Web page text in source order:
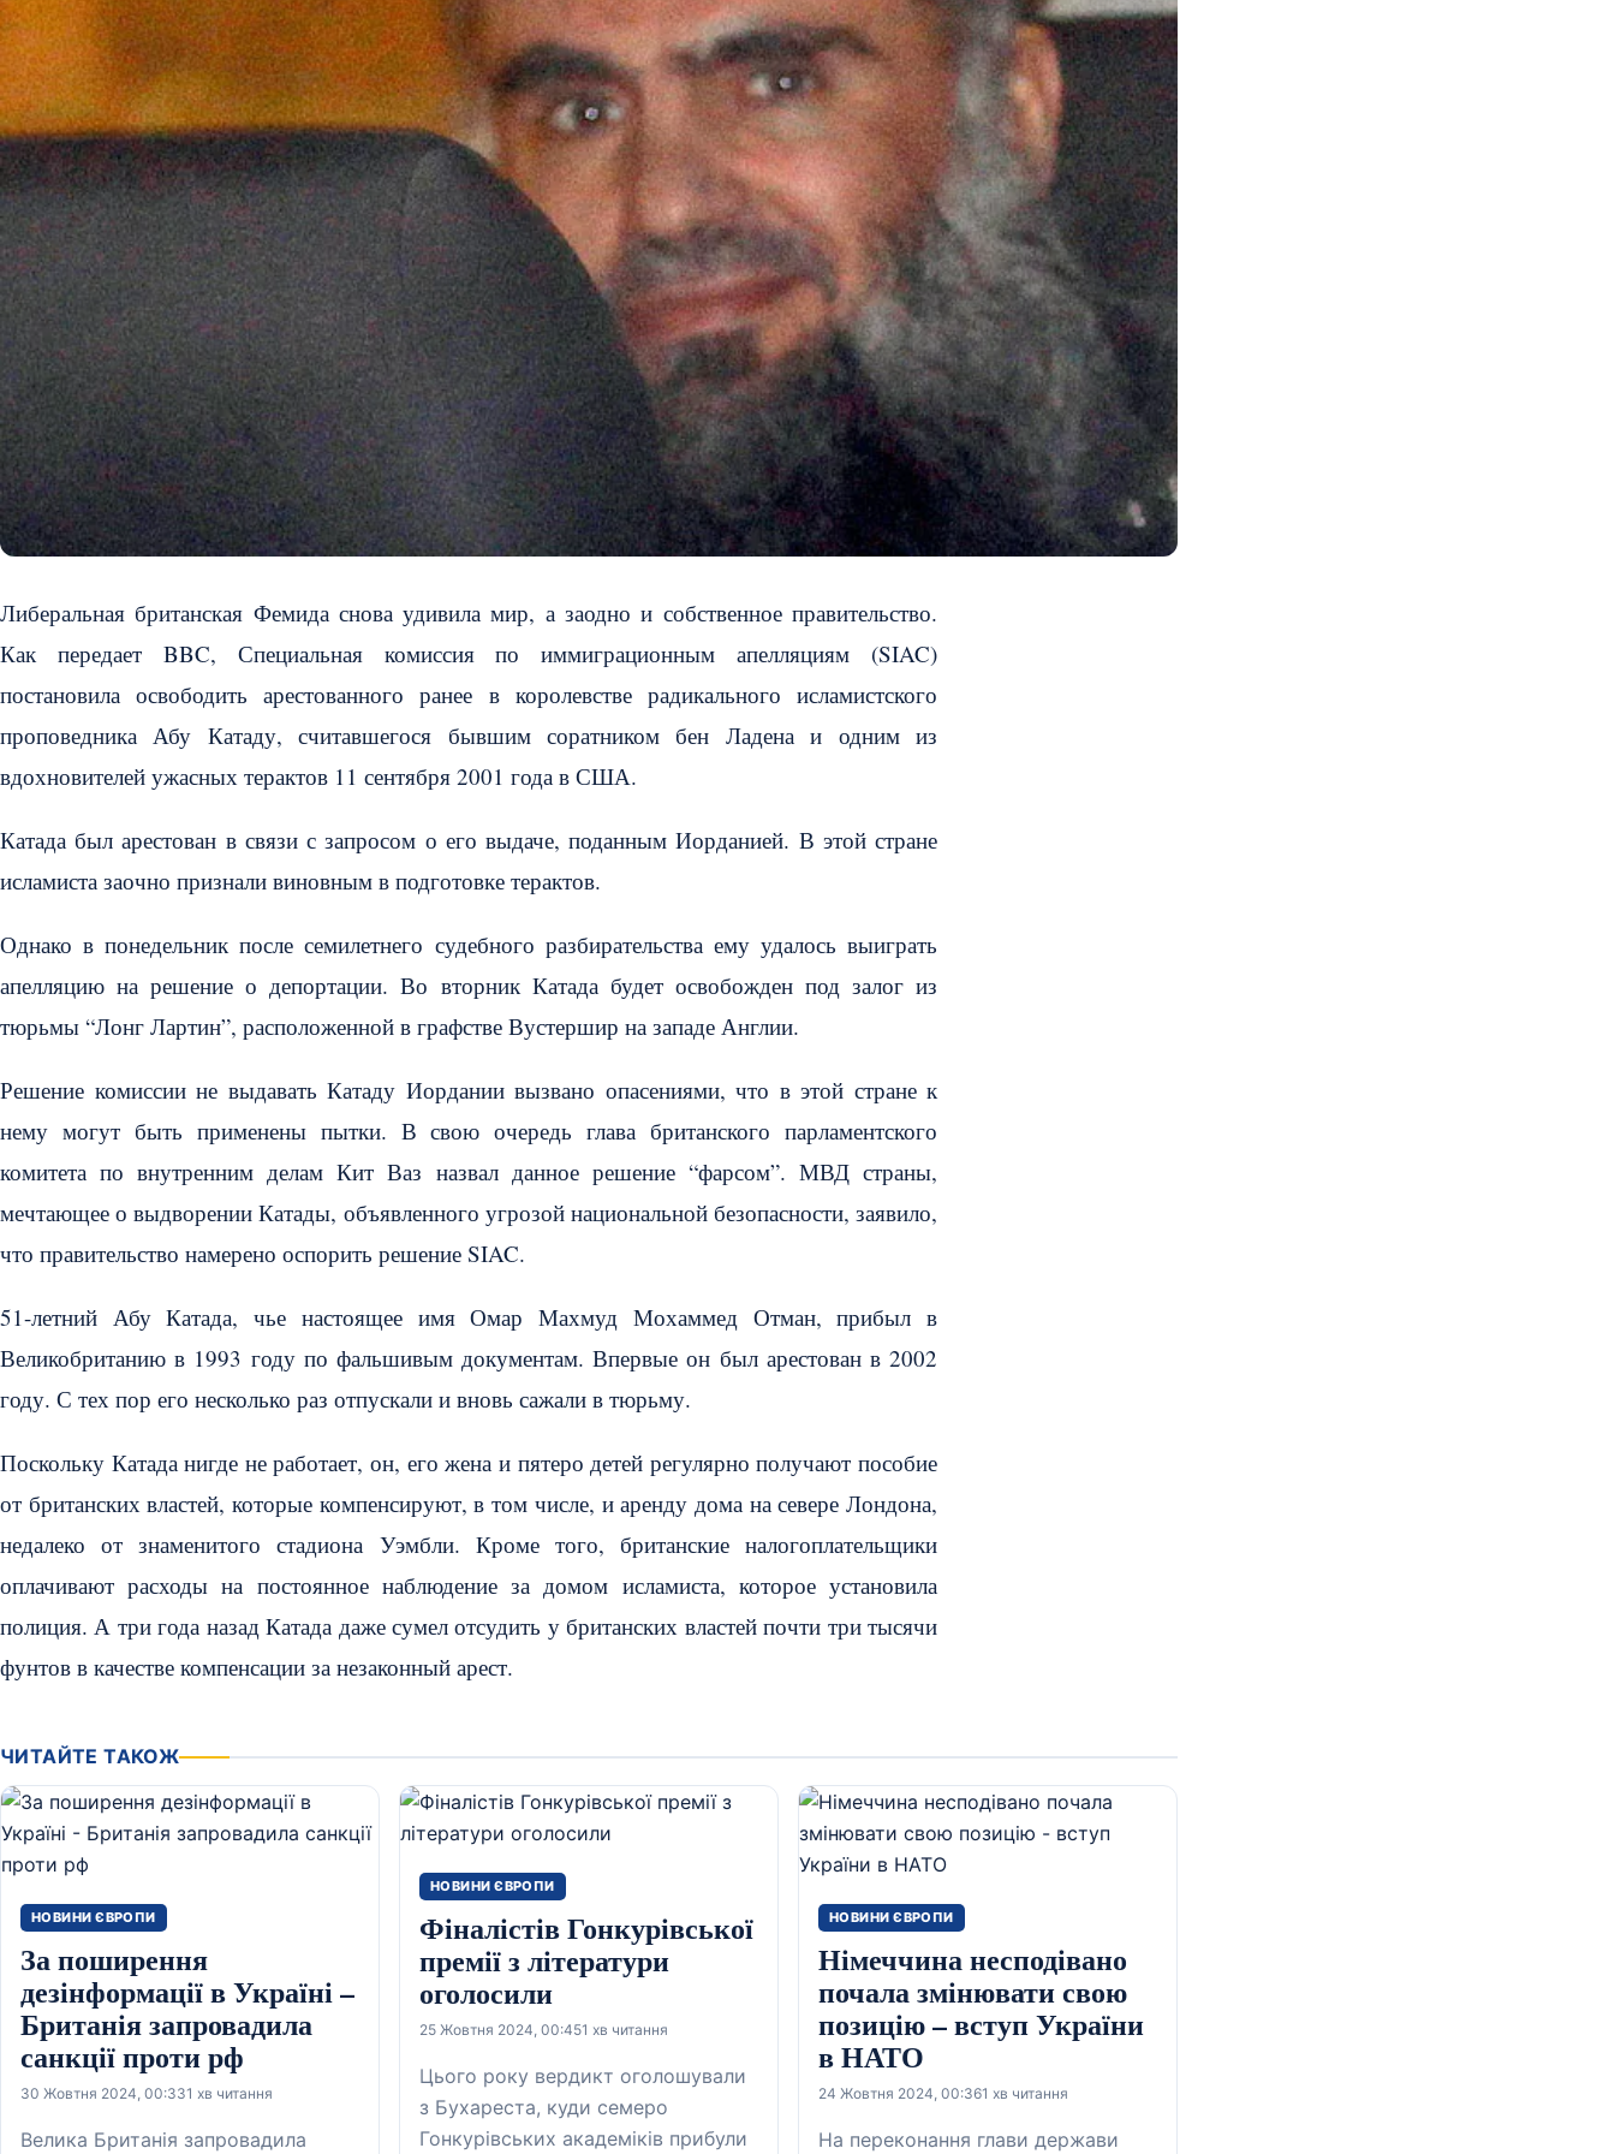
Либеральная британская Фемида снова удивила мир, а заодно и собственное правительство.
Как передает BBC, Специальная комиссия по иммиграционным апелляциям (SIAC)
постановила освободить арестованного ранее в королевстве радикального исламистского
проповедника Абу Катаду, считавшегося бывшим соратником бен Ладена и одним из
вдохновителей ужасных терактов 11 сентября 2001 года в США.
Катада был арестован в связи с запросом о его выдаче, поданным Иорданией. В этой стране
исламиста заочно признали виновным в подготовке терактов.
Однако в понедельник после семилетнего судебного разбирательства ему удалось выиграть
апелляцию на решение о депортации. Во вторник Катада будет освобожден под залог из
тюрьмы “Лонг Лартин”, расположенной в графстве Вустершир на западе Англии.
Решение комиссии не выдавать Катаду Иордании вызвано опасениями, что в этой стране к
нему могут быть применены пытки. В свою очередь глава британского парламентского
комитета по внутренним делам Кит Ваз назвал данное решение “фарсом”. МВД страны,
мечтающее о выдворении Катады, объявленного угрозой национальной безопасности, заявило,
что правительство намерено оспорить решение SIAC.
51-летний Абу Катада, чье настоящее имя Омар Махмуд Мохаммед Отман, прибыл в
Великобританию в 1993 году по фальшивым документам. Впервые он был арестован в 2002
году. С тех пор его несколько раз отпускали и вновь сажали в тюрьму.
Поскольку Катада нигде не работает, он, его жена и пятеро детей регулярно получают пособие
от британских властей, которые компенсируют, в том числе, и аренду дома на севере Лондона,
недалеко от знаменитого стадиона Уэмбли. Кроме того, британские налогоплательщики
оплачивают расходы на постоянное наблюдение за домом исламиста, которое установила
полиция. А три года назад Катада даже сумел отсудить у британских властей почти три тысячи
фунтов в качестве компенсации за незаконный арест.
ЧИТАЙТЕ ТАКОЖ
НОВИНИ ЄВРОПИ
За поширення
дезінформації в Україні –
Британія запровадила
санкції проти рф
30 Жовтня 2024, 00:331 хв читання
Велика Британія запровадила
НОВИНИ ЄВРОПИ
Фіналістів Гонкурівської
премії з літератури
оголосили
25 Жовтня 2024, 00:451 хв читання
Цього року вердикт оголошували
з Бухареста, куди семеро
Гонкурівських академіків прибули
НОВИНИ ЄВРОПИ
Німеччина несподівано
почала змінювати свою
позицію – вступ України
в НАТО
24 Жовтня 2024, 00:361 хв читання
На переконання глави держави